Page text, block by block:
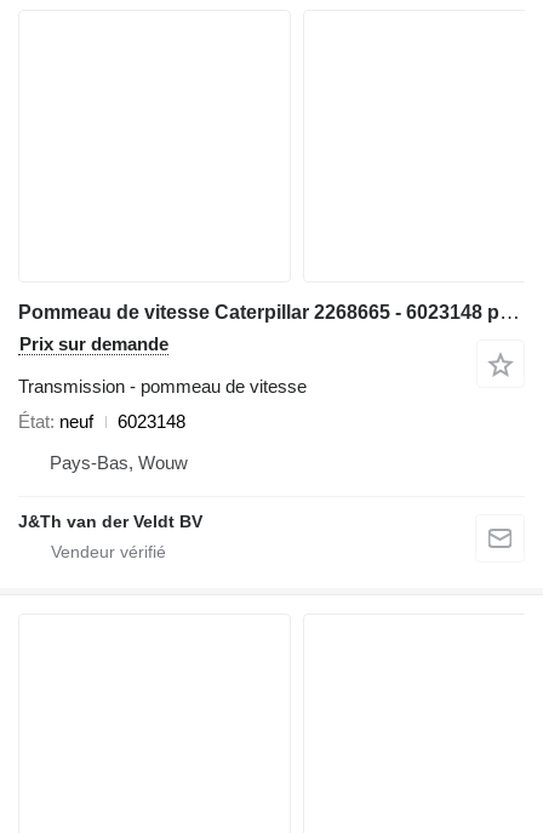
Pommeau de vitesse Caterpillar 2268665 - 6023148 pour matériel de TP 980H 950GII 980GII 962GII 972GII 966GII
Prix sur demande
Transmission - pommeau de vitesse
État neuf
6023148
Pays-Bas, Wouw
J&Th van der Veldt BV